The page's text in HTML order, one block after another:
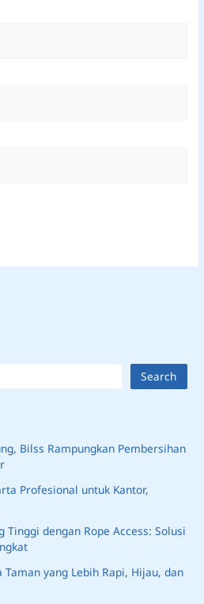
Search
Bilss Rampungkan Pembersihan
Profesional untuk Kantor,
Tinggi dengan Rope Access: Solusi
yang Lebih Rapi, Hijau, dan